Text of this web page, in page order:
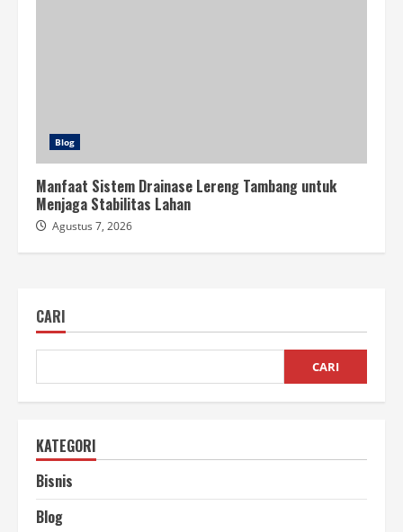
Blog
Manfaat Sistem Drainase Lereng Tambang untuk
Menjaga Stabilitas Lahan
Agustus 7, 2026
CARI
CARI
KATEGORI
Bisnis
Blog